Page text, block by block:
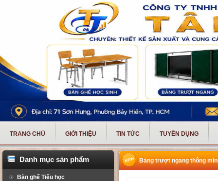
TRANG CHỦ GIỚI THIỆU TIN TỨC TUYỂN DỤNG
Danh mục sản phẩm
Bàn ghế Tiểu học
Bảng trượt ngang thông